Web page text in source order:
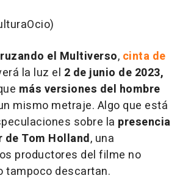
el Multiverso, cinta de
la luz el 2 de junio de 2023,
más versiones del hombre
mismo metraje. Algo que está
sobre la presencia
de Tom Holland, una
productores del filme no
tampoco descartan.